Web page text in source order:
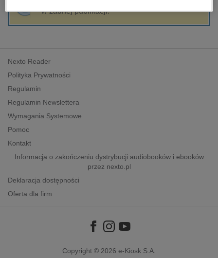
hobby, sport, rozrywka
komputery, internet, technologie, informatyka
polityka, społeczno-informacyjne
psychologiczne
inne
popularno-naukowe
historia
w żadnej publikacji.
Nexto Reader
Polityka Prywatności
Regulamin
Regulamin Newslettera
Wymagania Systemowe
Pomoc
Kontakt
Informacja o zakończeniu dystrybucji audiobooków i ebooków
przez nexto.pl
Deklaracja dostępności
Oferta dla firm
Copyright © 2026 e-Kiosk S.A.